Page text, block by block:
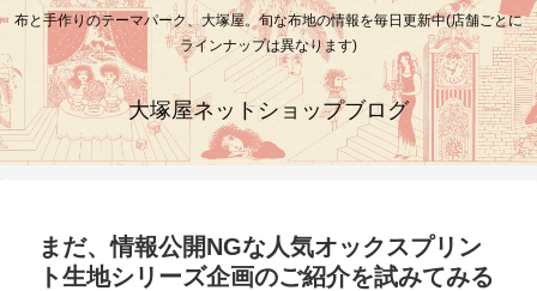
布と手作りのテーマパーク、大塚屋。旬な布地の情報を毎日更新中(店舗ごとに
ラインナップは異なります)
大塚屋ネットショップブログ
まだ、情報公開NGな人気オックスプリン
ト生地シリーズ企画のご紹介を試みてみる